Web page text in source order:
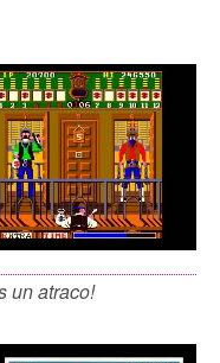
un atraco!